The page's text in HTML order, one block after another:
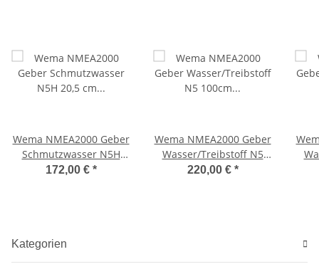
Wema NMEA2000 Geber
Schmutzwasser N5H
20,5 cm
172,00 € *
Wema NMEA2000 Geber
Wasser/Treibstoff N5
100cm 21352225/251000
220,00 € *
Kategorien